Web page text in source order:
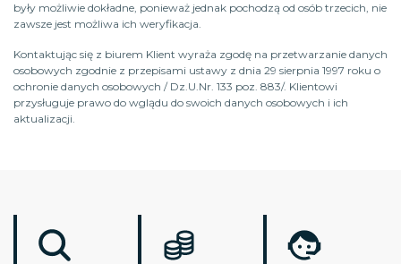
były możliwie dokładne, ponieważ jednak pochodzą od osób trzecich, nie
zawsze jest możliwa ich weryfikacja.
Kontaktując się z biurem Klient wyraża zgodę na przetwarzanie danych
osobowych zgodnie z przepisami ustawy z dnia 29 sierpnia 1997 roku o
ochronie danych osobowych / Dz.U.Nr. 133 poz. 883/. Klientowi
przysługuje prawo do wglądu do swoich danych osobowych i ich
aktualizacji.